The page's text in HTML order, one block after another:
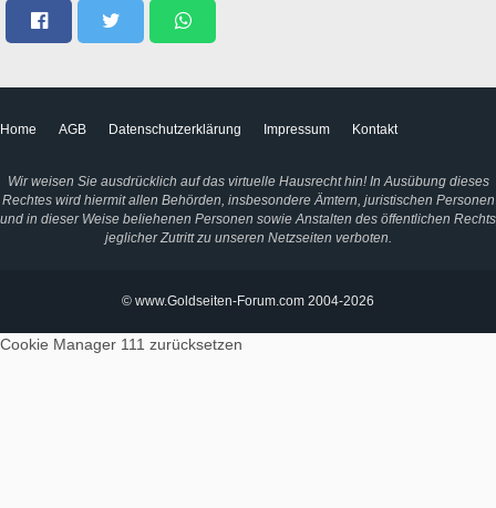
Home AGB Datenschutzerklärung Impressum Kontakt
Wir weisen Sie ausdrücklich auf das virtuelle Hausrecht hin! In Ausübung dieses
Rechtes wird hiermit allen Behörden, insbesondere Ämtern, juristischen Personen
und in dieser Weise beliehenen Personen sowie Anstalten des öffentlichen Rechts
jeglicher Zutritt zu unseren Netzseiten verboten.
© www.Goldseiten-Forum.com 2004-2026
Cookie Manager 111 zurücksetzen